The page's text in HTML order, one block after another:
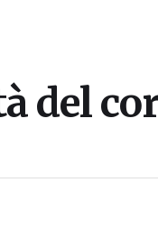
del